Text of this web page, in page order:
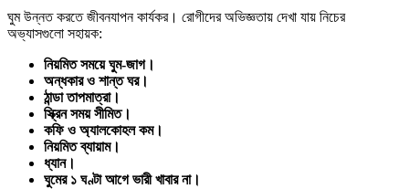
ঘুম উন্নত করতে জীবনযাপন কার্যকর। রোগীদের অভিজ্ঞতায় দেখা যায় নিচের
অভ্যাসগুলো সহায়ক:
নিয়মিত সময়ে ঘুম-জাগ।
অন্ধকার ও শান্ত ঘর।
ঠান্ডা তাপমাত্রা।
স্ক্রিন সময় সীমিত।
কফি ও অ্যালকোহল কম।
নিয়মিত ব্যায়াম।
ধ্যান।
ঘুমের ১ ঘণ্টা আগে ভারী খাবার না।